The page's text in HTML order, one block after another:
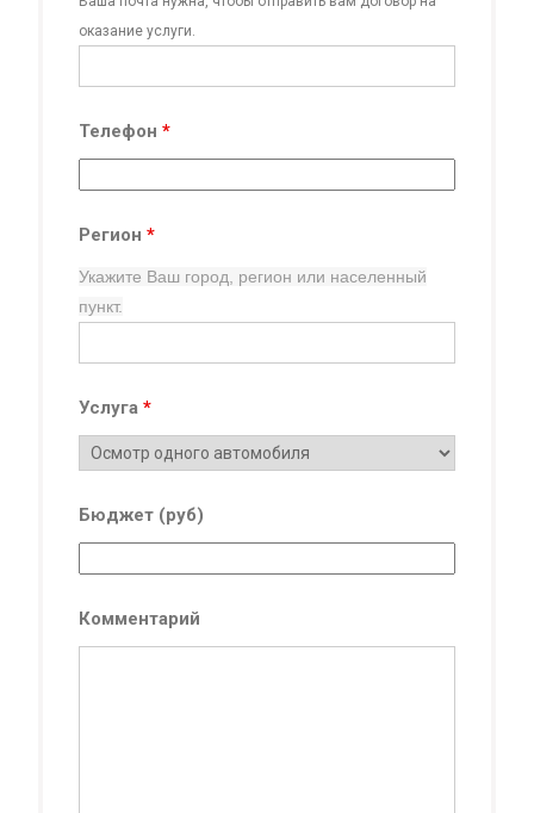
оказание услуги.
Телефон *
Регион *
Укажите Ваш город, регион или населенный
пункт.
Услуга *
Бюджет (руб)
Комментарий